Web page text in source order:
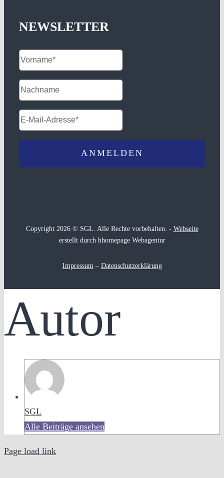
NEWSLETTER
Copyright 2026 © SGL. Alle Rechte vorbehalten. - Webseite
erstellt durch hhomepage Webagentur
Impressum– Datenschutzerklärung
Autor
SGL
Alle Beiträge ansehen
Page load link